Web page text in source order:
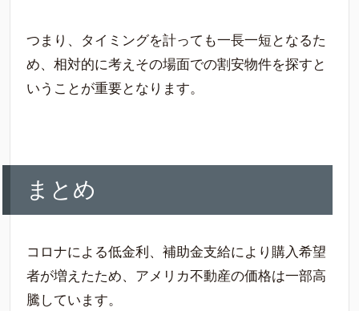
つまり、タイミングを計っても一長一短となるた
め、相対的に考えその場面での割安物件を探すと
いうことが重要となります。
まとめ
コロナによる低金利、補助金支給により購入希望
者が増えたため、アメリカ不動産の価格は一部高
騰しています。